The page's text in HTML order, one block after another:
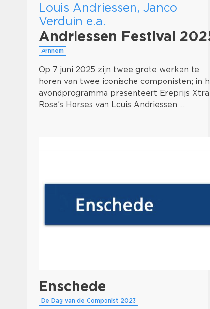
Louis Andriessen, Janco
Verduin e.a.
Andriessen Festival
Arnhem
Op 7 juni 2025 zijn twee grote werken te
horen van twee iconische componisten; in
avondprogramma presenteert Ereprijs Xtra
Rosa’s Horses van Louis Andriessen …
Enschede
De Dag van de Componist 2023